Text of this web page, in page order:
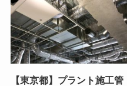
【東京都】プラント施工管